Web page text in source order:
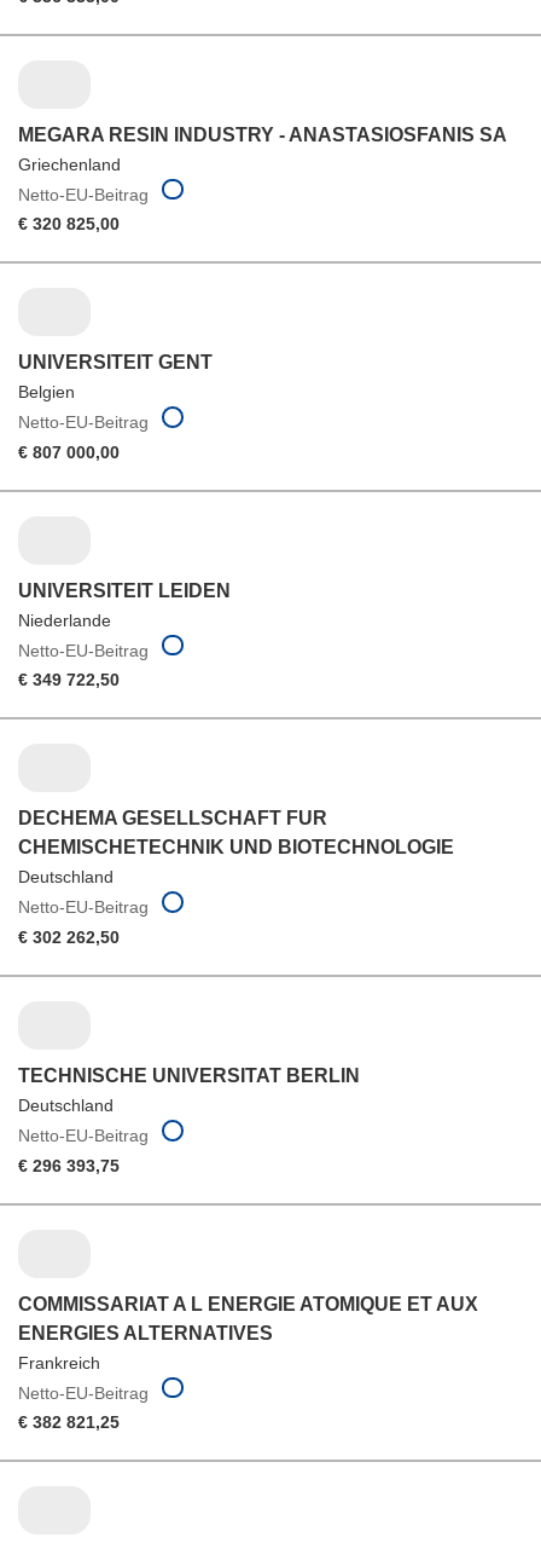
MEGARA RESIN INDUSTRY - ANASTASIOSFANIS SA
Griechenland
Netto-EU-Beitrag
€ 320 825,00
UNIVERSITEIT GENT
Belgien
Netto-EU-Beitrag
€ 807 000,00
UNIVERSITEIT LEIDEN
Niederlande
Netto-EU-Beitrag
€ 349 722,50
DECHEMA GESELLSCHAFT FUR
CHEMISCHETECHNIK UND BIOTECHNOLOGIE
Deutschland
Netto-EU-Beitrag
€ 302 262,50
TECHNISCHE UNIVERSITAT BERLIN
Deutschland
Netto-EU-Beitrag
€ 296 393,75
COMMISSARIAT A L ENERGIE ATOMIQUE ET AUX
ENERGIES ALTERNATIVES
Frankreich
Netto-EU-Beitrag
€ 382 821,25